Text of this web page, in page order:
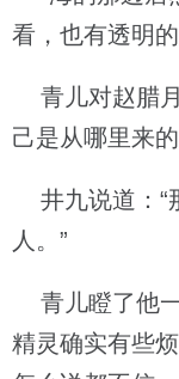
看，也有透明
青儿对赵腊月
己是从哪里来
井九说道：“
人。”
青儿瞪了他
精灵确实有些